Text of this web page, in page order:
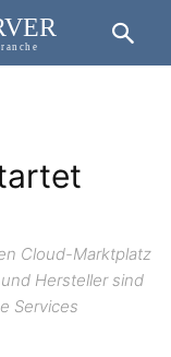
Cloud-Marktplatz
Hersteller sind
Services